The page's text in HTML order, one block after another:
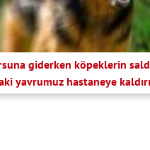
giderken köpeklerin
yavrumuz hastaneye